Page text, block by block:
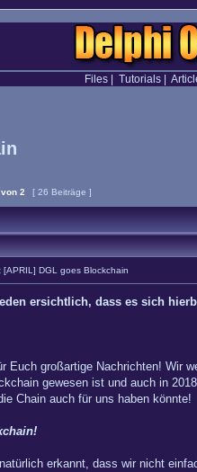
Files| Tutorials|
von 2 [ 26 Beiträge ]
[APRIL] DGL goes Blockchain
ersichtlich, dass es sich
Euch großartige Nachrichten! Wir
gewesen ist und auch in
Chain auch für uns haben könnte!
erkannt, dass wir nicht